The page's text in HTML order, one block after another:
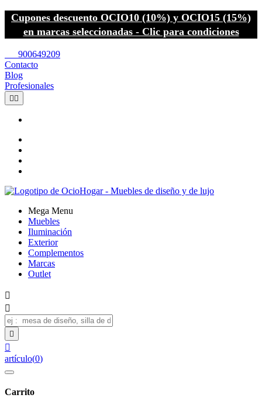
Cupones descuento OCIO10 (10%) y OCIO15 (15%)
en marcas seleccionadas - Clic para condiciones
900649209
Contacto
Blog
Profesionales
 
Mega Menu
Muebles
Iluminación
Exterior
Complementos
Marcas
Outlet




artículo(0)
Carrito